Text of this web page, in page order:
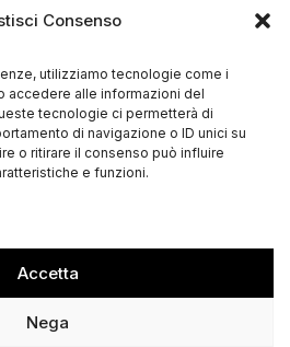
Consenso
utilizziamo tecnologie come i
accedere alle informazioni del
tecnologie ci permetterà di
di navigazione o ID unici su
o ritirare il consenso può influire
e funzioni.
Accetta
Nega
anti-
Fissaggio